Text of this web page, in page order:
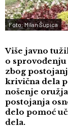
Foto: Milan Šupica
Više javno
o
zbog
krivična dela
nošenje
postojanja
delo pomoć
dela.